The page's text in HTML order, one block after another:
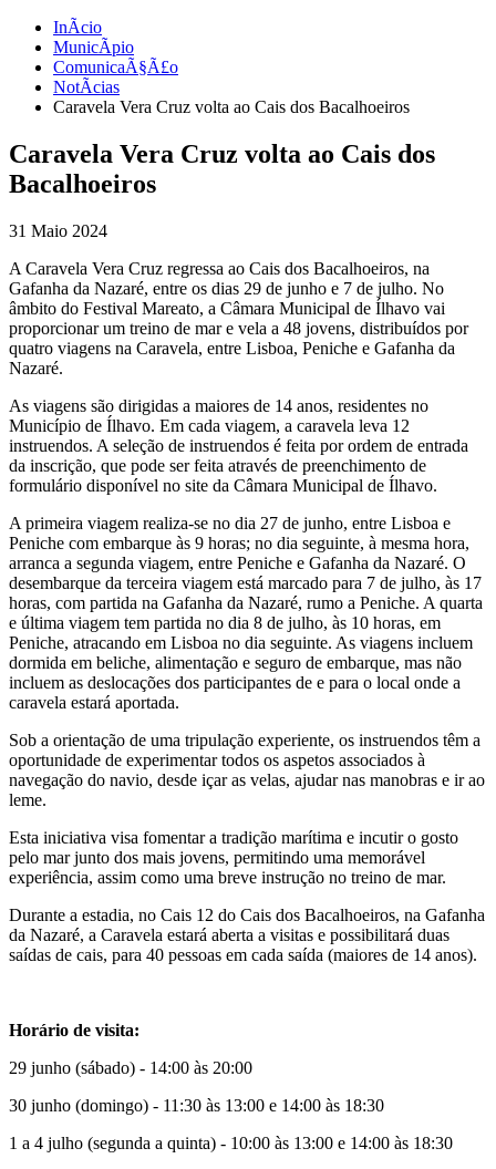
InÃ­cio
MunicÃ­pio
ComunicaÃ§Ã£o
NotÃ­cias
Caravela Vera Cruz volta ao Cais dos Bacalhoeiros
Caravela Vera Cruz volta ao Cais dos
Bacalhoeiros
31 Maio 2024
A Caravela Vera Cruz regressa ao Cais dos Bacalhoeiros, na
Gafanha da Nazaré, entre os dias 29 de junho e 7 de julho. No
âmbito do Festival Mareato, a Câmara Municipal de Ílhavo vai
proporcionar um treino de mar e vela a 48 jovens, distribuídos por
quatro viagens na Caravela, entre Lisboa, Peniche e Gafanha da
Nazaré.
As viagens são dirigidas a maiores de 14 anos, residentes no
Município de Ílhavo. Em cada viagem, a caravela leva 12
instruendos. A seleção de instruendos é feita por ordem de entrada
da inscrição, que pode ser feita através de preenchimento de
formulário disponível no site da Câmara Municipal de Ílhavo.
A primeira viagem realiza-se no dia 27 de junho, entre Lisboa e
Peniche com embarque às 9 horas; no dia seguinte, à mesma hora,
arranca a segunda viagem, entre Peniche e Gafanha da Nazaré. O
desembarque da terceira viagem está marcado para 7 de julho, às 17
horas, com partida na Gafanha da Nazaré, rumo a Peniche. A quarta
e última viagem tem partida no dia 8 de julho, às 10 horas, em
Peniche, atracando em Lisboa no dia seguinte. As viagens incluem
dormida em beliche, alimentação e seguro de embarque, mas não
incluem as deslocações dos participantes de e para o local onde a
caravela estará aportada.
Sob a orientação de uma tripulação experiente, os instruendos têm a
oportunidade de experimentar todos os aspetos associados à
navegação do navio, desde içar as velas, ajudar nas manobras e ir ao
leme.
Esta iniciativa visa fomentar a tradição marítima e incutir o gosto
pelo mar junto dos mais jovens, permitindo uma memorável
experiência, assim como uma breve instrução no treino de mar.
Durante a estadia, no Cais 12 do Cais dos Bacalhoeiros, na Gafanha
da Nazaré, a Caravela estará aberta a visitas e possibilitará duas
saídas de cais, para 40 pessoas em cada saída (maiores de 14 anos).
Horário de visita:
29 junho (sábado) - 14:00 às 20:00
30 junho (domingo) - 11:30 às 13:00 e 14:00 às 18:30
1 a 4 julho (segunda a quinta) - 10:00 às 13:00 e 14:00 às 18:30